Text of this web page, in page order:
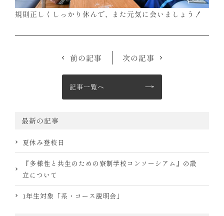
最新の記事
夏休み登校日
『多様性と共生のための寮制学校コンソーシアム』の設
立について
1年生対象「系・コース説明会」
規則正しくしっかり休んで、また元気に会いましょう！
記事一覧へ
前の記事 次の記事